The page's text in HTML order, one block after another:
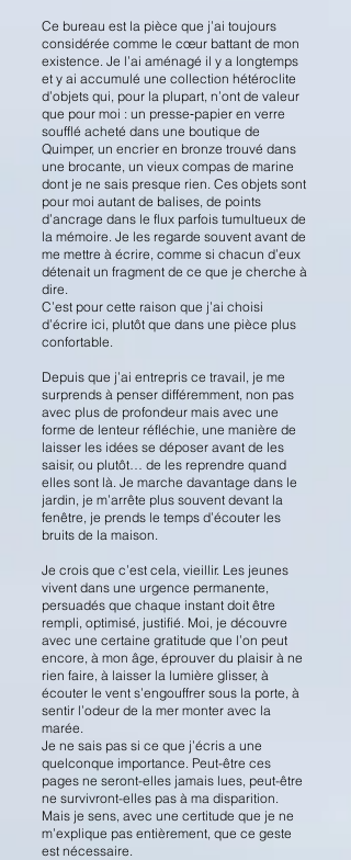
Ce bureau est la pièce que j’ai toujours
considérée comme le cœur battant de mon
existence. Je l’ai aménagé il y a longtemps
et y ai accumulé une collection hétéroclite
d’objets qui, pour la plupart, n’ont de valeur
que pour moi : un presse‑papier en verre
soufflé acheté dans une boutique de
Quimper, un encrier en bronze trouvé dans
une brocante, un vieux compas de marine
dont je ne sais presque rien. Ces objets sont
pour moi autant de balises, de points
d’ancrage dans le flux parfois tumultueux de
la mémoire. Je les regarde souvent avant de
me mettre à écrire, comme si chacun d’eux
détenait un fragment de ce que je cherche à
dire.
C’est pour cette raison que j’ai choisi
d’écrire ici, plutôt que dans une pièce plus
confortable.
Depuis que j’ai entrepris ce travail, je me
surprends à penser différemment, non pas
avec plus de profondeur mais avec une
forme de lenteur réfléchie, une manière de
laisser les idées se déposer avant de les
saisir, ou plutôt… de les reprendre quand
elles sont là. Je marche davantage dans le
jardin, je m’arrête plus souvent devant la
fenêtre, je prends le temps d’écouter les
bruits de la maison.
Je crois que c’est cela, vieillir. Les jeunes
vivent dans une urgence permanente,
persuadés que chaque instant doit être
rempli, optimisé, justifié. Moi, je découvre
avec une certaine gratitude que l’on peut
encore, à mon âge, éprouver du plaisir à ne
rien faire, à laisser la lumière glisser, à
écouter le vent s’engouffrer sous la porte, à
sentir l’odeur de la mer monter avec la
marée.
Je ne sais pas si ce que j’écris a une
quelconque importance. Peut-être ces
pages ne seront-elles jamais lues, peut-être
ne survivront-elles pas à ma disparition.
Mais je sens, avec une certitude que je ne
m’explique pas entièrement, que ce geste
est nécessaire.